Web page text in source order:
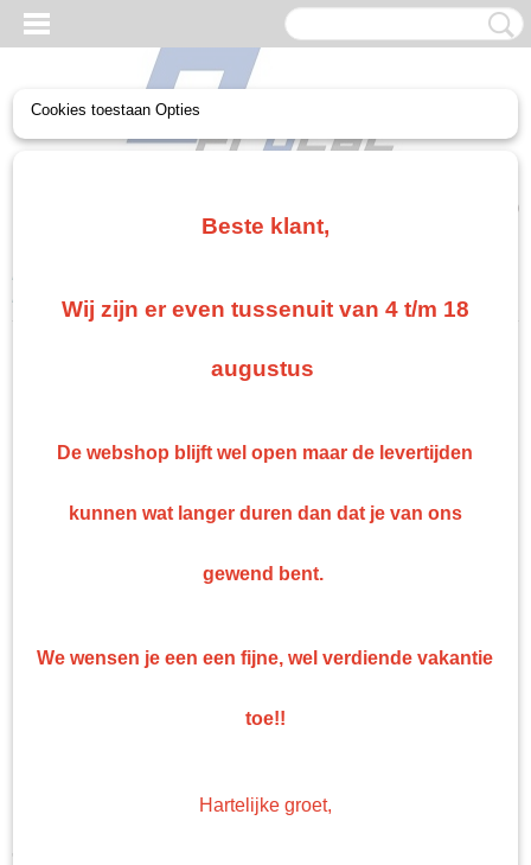
(0)
Home
Perl 0,5 Liter
PPG Envirobase Mengkleur
Cookies toestaan Opties
Beste klant,
Wij zijn er even tussenuit van 4 t/m 18
augustus
De webshop blijft wel open maar de levertijden
kunnen wat langer duren dan dat je van ons
gewend bent.
We wensen je een een fijne, wel verdiende vakantie
toe!!
Hartelijke groet,